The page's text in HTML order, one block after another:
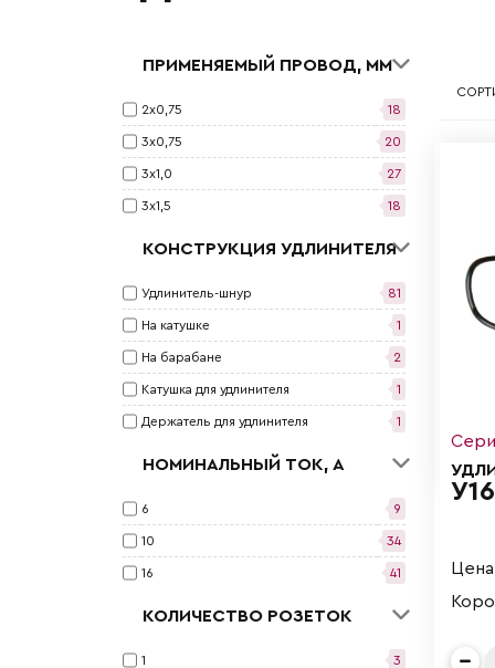
ПРИМЕНЯЕМЫЙ ПРОВОД, ММ
2х0,75 18
3х0,75 20
3х1,0 27
3х1,5 18
КОНСТРУКЦИЯ УДЛИНИТЕЛЯ
Удлинитель-шнур 81
На катушке 1
На барабане 2
Катушка для удлинителя 1
Держатель для удлинителя 1
НОМИНАЛЬНЫЙ ТОК, А
6 9
10 34
16 41
КОЛИЧЕСТВО РОЗЕТОК
1 3
Цена